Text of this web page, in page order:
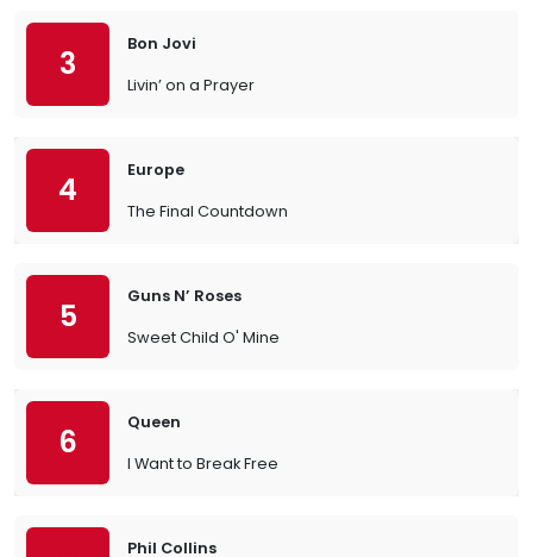
3
Bon Jovi
Livin’ on a Prayer
4
Europe
The Final Countdown
5
Guns N’ Roses
Sweet Child O' Mine
6
Queen
I Want to Break Free
Phil Collins